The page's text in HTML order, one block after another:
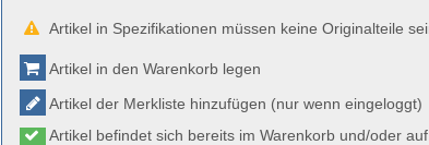
Artikel in Spezifikationen müssen keine Originalteile
Artikel in den Warenkorb legen
Artikel der Merkliste hinzufügen (nur wenn eingeloggt)
Artikel befindet sich bereits im Warenkorb und/oder